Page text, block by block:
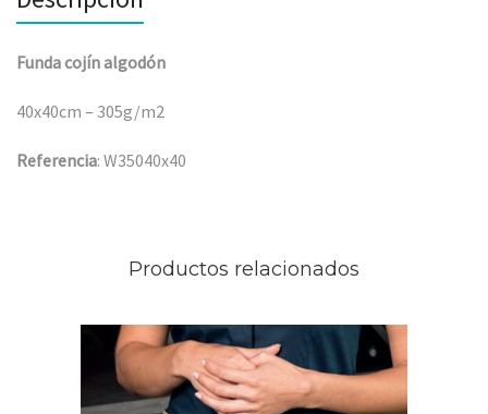
Funda cojín algodón
40x40cm – 305g/m2
Referencia: W35040x40
Productos relacionados